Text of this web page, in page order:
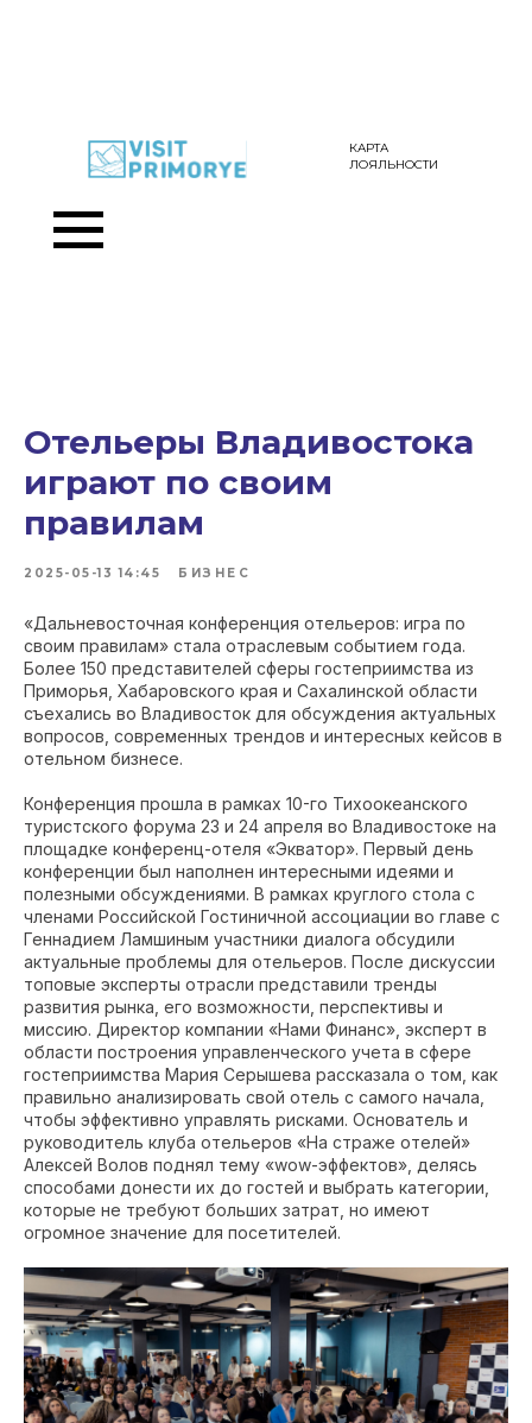
КАРТА
ЛОЯЛЬНОСТИ
Отельеры Владивостока
играют по своим
правилам
2025-05-13 14:45 БИЗНЕС
«Дальневосточная конференция отельеров: игра по
своим правилам» стала отраслевым событием года.
Более 150 представителей сферы гостеприимства из
Приморья, Хабаровского края и Сахалинской области
съехались во Владивосток для обсуждения актуальных
вопросов, современных трендов и интересных кейсов в
отельном бизнесе.
Конференция прошла в рамках 10-го Тихоокеанского
туристского форума 23 и 24 апреля во Владивостоке на
площадке конференц-отеля «Экватор». Первый день
конференции был наполнен интересными идеями и
полезными обсуждениями. В рамках круглого стола с
членами Российской Гостиничной ассоциации во главе с
Геннадием Ламшиным участники диалога обсудили
актуальные проблемы для отельеров. После дискуссии
топовые эксперты отрасли представили тренды
развития рынка, его возможности, перспективы и
миссию. Директор компании «Нами Финанс», эксперт в
области построения управленческого учета в сфере
гостеприимства Мария Серышева рассказала о том, как
правильно анализировать свой отель с самого начала,
чтобы эффективно управлять рисками. Основатель и
руководитель клуба отельеров «На страже отелей»
Алексей Волов поднял тему «wow-эффектов», делясь
способами донести их до гостей и выбрать категории,
которые не требуют больших затрат, но имеют
огромное значение для посетителей.